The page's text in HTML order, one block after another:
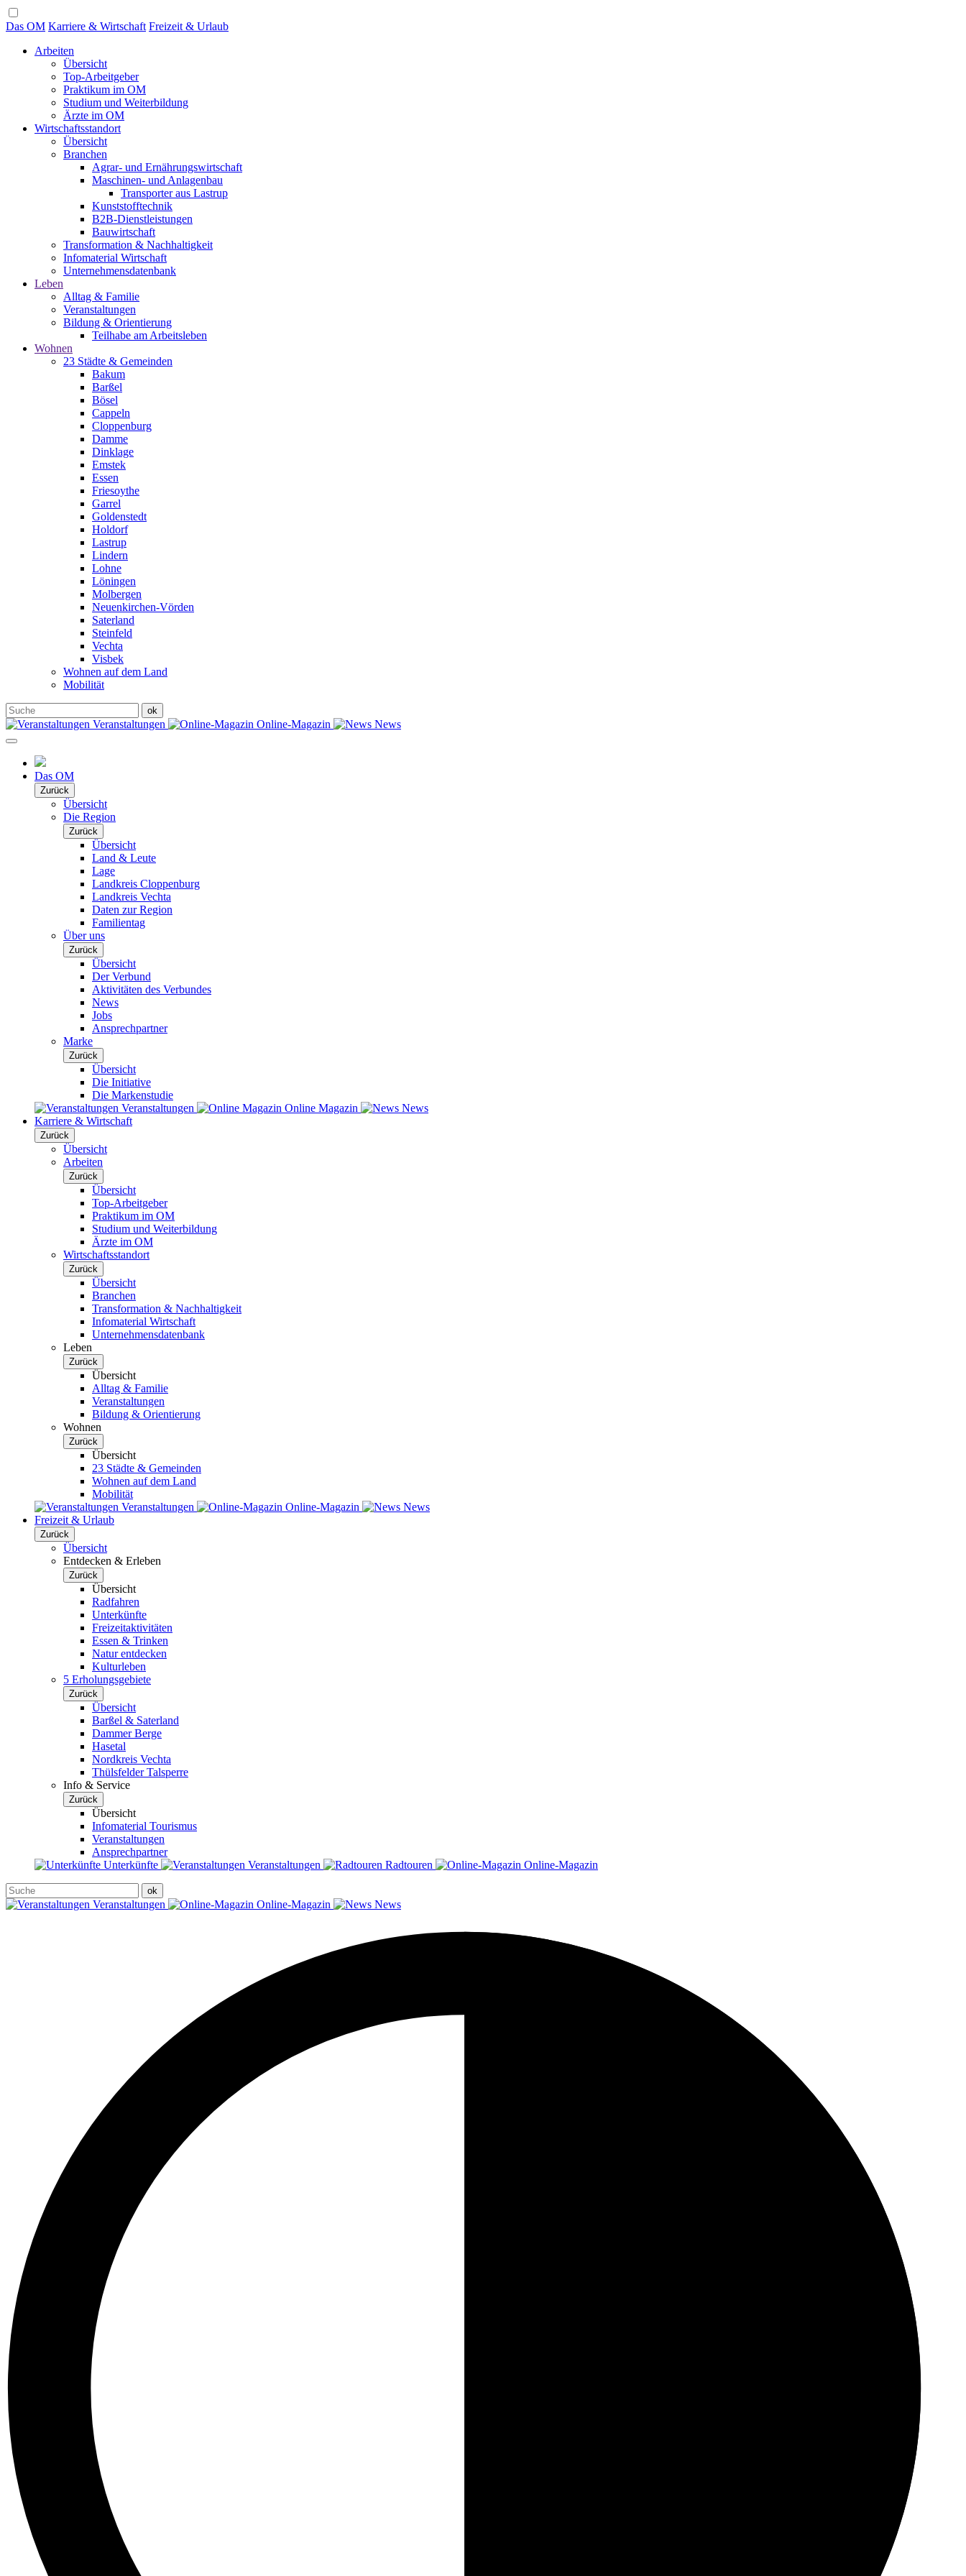
Das OM Karriere & Wirtschaft Freizeit & Urlaub
Arbeiten
Übersicht
Top-Arbeitgeber
Praktikum im OM
Studium und Weiterbildung
Ärzte im OM
Wirtschaftsstandort
Übersicht
Branchen
Agrar- und Ernährungswirtschaft
Maschinen- und Anlagenbau
Transporter aus Lastrup
Kunststofftechnik
B2B-Dienstleistungen
Bauwirtschaft
Transformation & Nachhaltigkeit
Infomaterial Wirtschaft
Unternehmensdatenbank
Leben
Alltag & Familie
Veranstaltungen
Bildung & Orientierung
Teilhabe am Arbeitsleben
Wohnen
23 Städte & Gemeinden
Bakum
Barßel
Bösel
Cappeln
Cloppenburg
Damme
Dinklage
Emstek
Essen
Friesoythe
Garrel
Goldenstedt
Holdorf
Lastrup
Lindern
Lohne
Löningen
Molbergen
Neuenkirchen-Vörden
Saterland
Steinfeld
Vechta
Visbek
Wohnen auf dem Land
Mobilität
Veranstaltungen Online-Magazin News
Das OM
Zurück
Übersicht
Die Region
Zurück
Übersicht
Land & Leute
Lage
Landkreis Cloppenburg
Landkreis Vechta
Daten zur Region
Familientag
Über uns
Zurück
Übersicht
Der Verbund
Aktivitäten des Verbundes
News
Jobs
Ansprechpartner
Marke
Zurück
Übersicht
Die Initiative
Die Markenstudie
Veranstaltungen
Online Magazin
News
Karriere & Wirtschaft
Zurück
Übersicht
Arbeiten
Zurück
Übersicht
Top-Arbeitgeber
Praktikum im OM
Studium und Weiterbildung
Ärzte im OM
Wirtschaftsstandort
Zurück
Übersicht
Branchen
Transformation & Nachhaltigkeit
Infomaterial Wirtschaft
Unternehmensdatenbank
Leben
Zurück
Übersicht
Alltag & Familie
Veranstaltungen
Bildung & Orientierung
Wohnen
Zurück
Übersicht
23 Städte & Gemeinden
Wohnen auf dem Land
Mobilität
Veranstaltungen
Online-Magazin
News
Freizeit & Urlaub
Zurück
Übersicht
Entdecken & Erleben
Zurück
Übersicht
Radfahren
Unterkünfte
Freizeitaktivitäten
Essen & Trinken
Natur entdecken
Kulturleben
5 Erholungsgebiete
Zurück
Übersicht
Barßel & Saterland
Dammer Berge
Hasetal
Nordkreis Vechta
Thülsfelder Talsperre
Info & Service
Zurück
Übersicht
Infomaterial Tourismus
Veranstaltungen
Ansprechpartner
Unterkünfte
Veranstaltungen Radtouren Online-Magazin
Veranstaltungen Online-Magazin News